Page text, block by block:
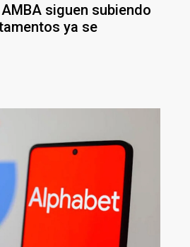
siguen subiendo
ya se